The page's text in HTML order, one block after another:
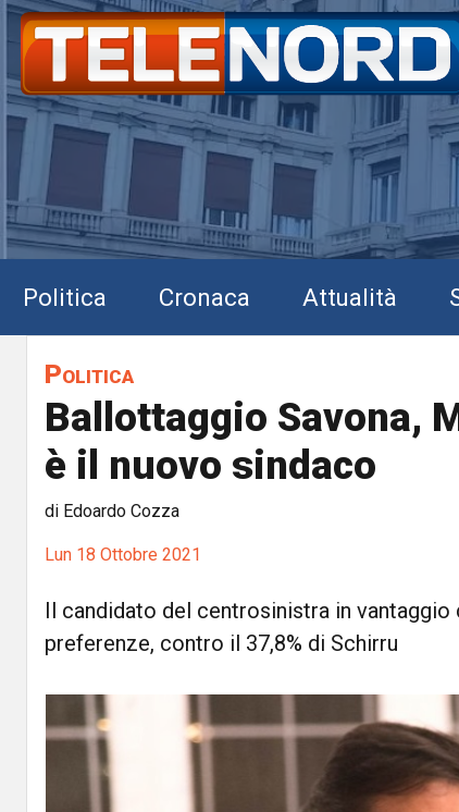
Politica Cronaca Attualità
Politica
Ballottaggio Savona,
è il nuovo sindaco
di Edoardo Cozza
Lun 18 Ottobre 2021
Il candidato del centrosinistra in
preferenze, contro il 37,8% di Schirru